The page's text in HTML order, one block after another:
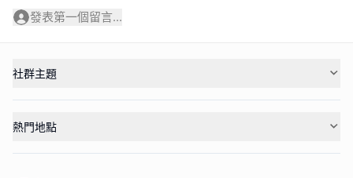
發表第一個留言...
社群主題
熱門地點